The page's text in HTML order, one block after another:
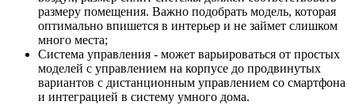
размеру помещения. Важно подобрать модель, которая
оптимально впишется в интерьер и не займет слишком
много места;
Система управления - может варьироваться от простых
моделей с управлением на корпусе до продвинутых
вариантов с дистанционным управлением со смартфона
и интеграцией в систему умного дома.